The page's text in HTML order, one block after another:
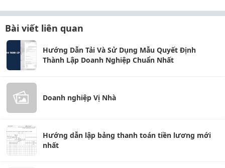
Bài viết liên quan
Hướng Dẫn Tải Và Sử Dụng Mẫu Quyết Định
Thành Lập Doanh Nghiệp Chuẩn Nhất
Doanh nghiệp Vị Nhà
Hướng dẫn lập bảng thanh toán tiền lương mới
nhất